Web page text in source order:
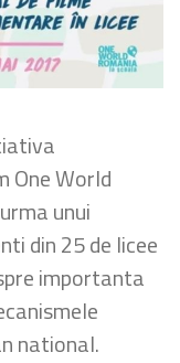
One World
unui
din 25 de licee
importanta
national.